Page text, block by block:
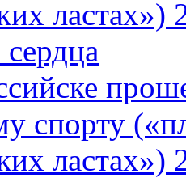
спорту
ластах»)